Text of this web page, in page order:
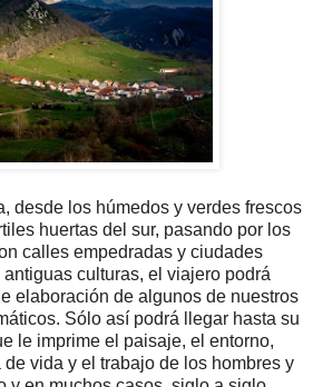
desde los húmedos y verdes frescos
huertas del sur, pasando por los
calles empedradas y ciudades
culturas, el viajero podrá
elaboración de algunos de nuestros
Sólo así podrá llegar hasta su
le imprime el paisaje, el entorno,
de vida y el trabajo de los hombres y